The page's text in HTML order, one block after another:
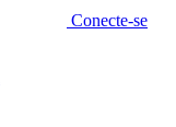
Conecte-se